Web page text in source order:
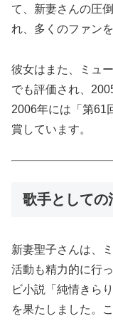
て、新妻さんの圧
れ、多くのファン
彼女はまた、ミュ
でも評価され、
2006年には「第61
賞しています。
歌手としての
新妻聖子さんは、
活動も精力的に行
ビ小説「純情きら
を果たしました。